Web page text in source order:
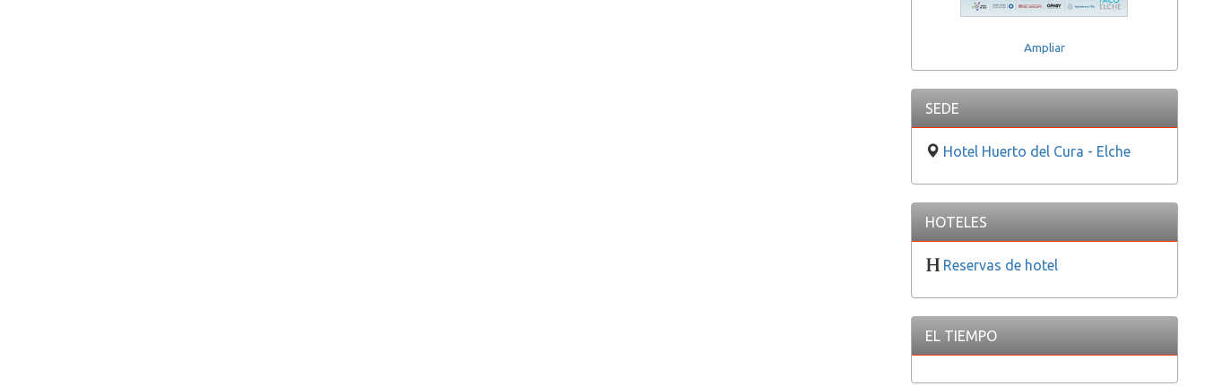
Ampliar
SEDE
Hotel Huerto del Cura - Elche
HOTELES
Reservas de hotel
EL TIEMPO